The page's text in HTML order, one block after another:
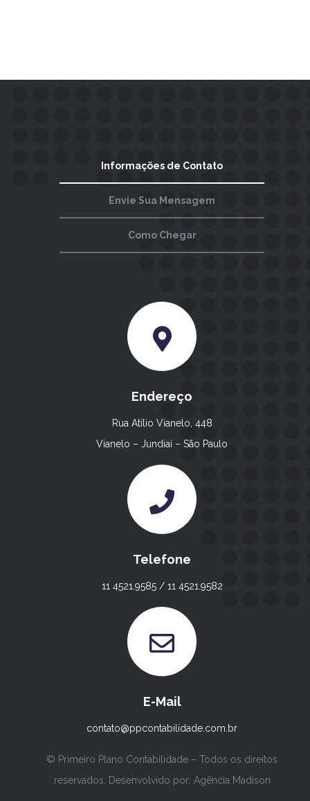
Informações de Contato
Envie Sua Mensagem
Como Chegar
Endereço
Rua Atílio Vianelo, 448
Vianelo – Jundiaí – São Paulo
Telefone
11 4521.9585 / 11 4521.9582
E-Mail
contato@ppcontabilidade.com.br
© Primeiro Plano Contabilidade – Todos os direitos
reservados. Desenvolvido por: Agência Madison